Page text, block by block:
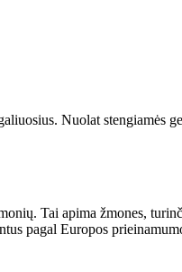
Nuolat stengiamės
Tai apima žmones,
pagal Europos